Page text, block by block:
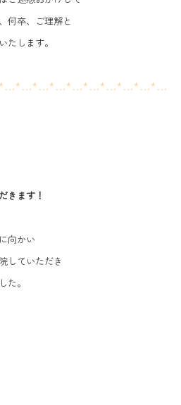
何卒、ご理解と
たします。
きます！
向かい
していただき
た。